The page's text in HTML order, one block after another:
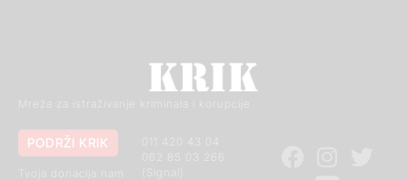
Mreža za istraživanje kriminala i korupcije
011 420 43 04
PODRŽI KRIK